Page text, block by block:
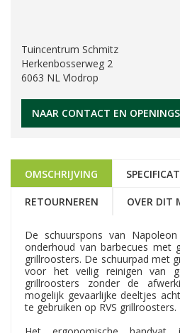
Tuincentrum Schmitz
Herkenbosserweg 2
6063 NL Vlodrop
NAAR CONTACT EN
OMSCHRIJVING
RETOURNEREN OVER DIT
De schuurspons van
onderhoud van barbecues met
grillroosters. De schuurpad met
voor het veilig reinigen van
grillroosters zonder de
mogelijk gevaarlijke deeltjes
te gebruiken op RVS grillroosters.